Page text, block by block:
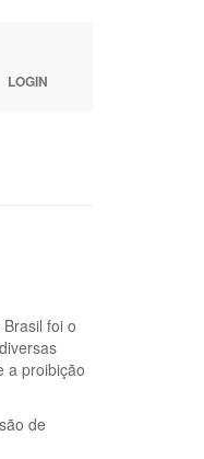
LOGIN
foi o
a proibição
de